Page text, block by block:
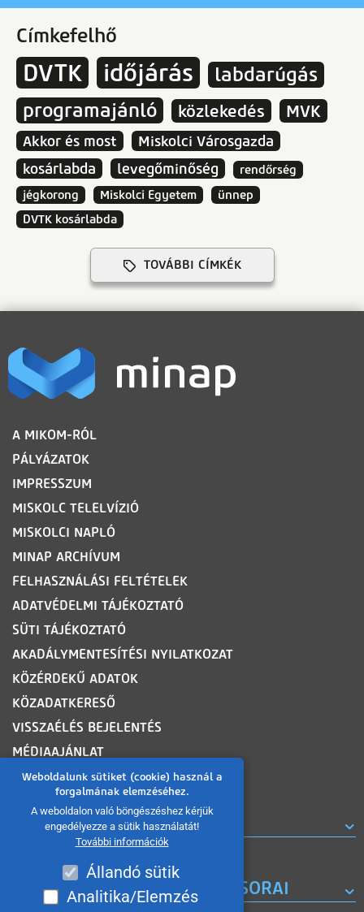
Weboldalunk sütiket (cookie) használ a
forgalmának elemzéséhez.
A weboldalon való böngészéshez kérjük
engedélyezze a sütik használatát!
További információk
Állandó sütik
Analitika/Elemzés
Címkefelhő
DVTK időjárás
labdarúgás
programajánló
közlekedés MVK
Akkor és most
Miskolci Városgazda
kosárlabda
levegőminőség
rendőrség
jégkorong
Miskolci Egyetem
ünnep
DVTK kosárlabda
TOVÁBBI CÍMKÉK
LÁBLÉC
A MIKOM-RÓL
PÁLYÁZATOK
IMPRESSZUM
MISKOLC TELELVÍZIÓ
MISKOLCI NAPLÓ
MINAP ARCHÍVUM
FELHASZNÁLÁSI FELTÉTELEK
ADATVÉDELMI TÁJÉKOZTATÓ
SÜTI TÁJÉKOZTATÓ
AKADÁLYMENTESÍTÉSI NYILATKOZAT
KÖZÉRDEKŰ ADATOK
KÖZADATKERESŐ
VISSZAÉLÉS BEJELENTÉS
MÉDIAAJÁNLAT
OLDALTÉRKÉP
ROVATOK
A MISKOLC TV KORÁBBI MŰSORAI